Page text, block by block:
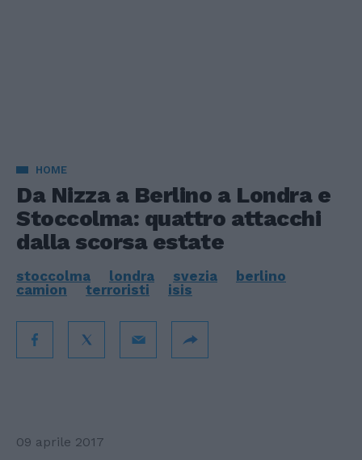
HOME
Da Nizza a Berlino a Londra e
Stoccolma: quattro attacchi
dalla scorsa estate
stoccolma londra svezia
berlino
camion
terroristi isis
09 aprile 2017